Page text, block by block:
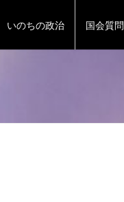
いのちの政治 国会質問